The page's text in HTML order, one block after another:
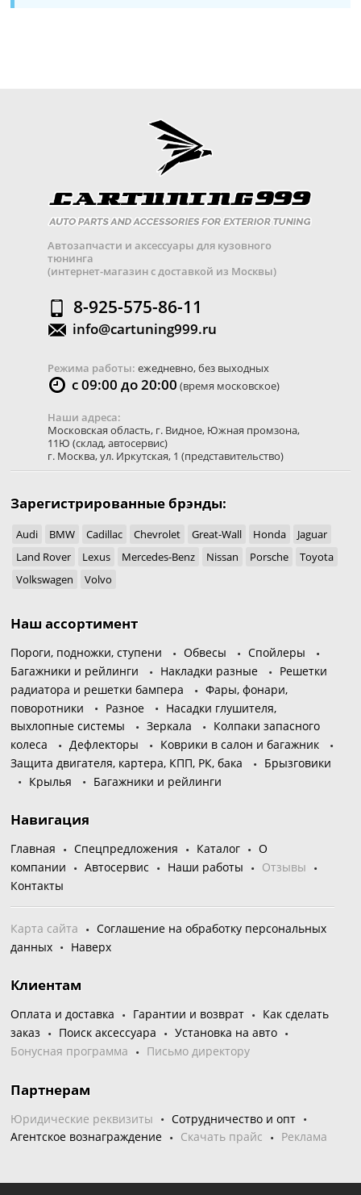
Автозапчасти и аксессуары для кузовного
тюнинга
(интернет-магазин с доставкой из Москвы)
8-925-575-86-11
info@cartuning999.ru
Режима работы: ежедневно, без выходных
с 09:00 до 20:00 (время московское)
Наши адреса:
Московская область, г. Видное, Южная промзона,
11Ю (склад, автосервис)
г. Москва,ул. Иркутская, 1 (представительство)
Зарегистрированные брэнды:
Audi BMW Cadillac Chevrolet Great-Wall Honda
Jaguar
Land Rover
Lexus Mercedes-Benz Nissan Porsche
Toyota
Volkswagen
Volvo
Наш ассортимент
Пороги, подножки, ступени Обвесы
Спойлеры
Багажники и рейлинги
Накладки разные
Решетки
радиатора и решетки бампера
Фары, фонари,
поворотники
Разное
Насадки глушителя,
выхлопные системы
Зеркала
Колпаки запасного
колеса
Дефлекторы
Коврики в салон и багажник
Защита двигателя, картера, КПП, РК, бака
Брызговики
Крылья
Багажники и рейлинги
Навигация
Главная Спецпредложения Каталог
О
компании
Автосервис Наши работы
Отзывы
Контакты
Карта сайта
Соглашение на обработку персональных
данных
Наверх
Клиентам
Оплата и доставка Гарантии и возврат
Как сделать
заказ
Поиск аксессуара
Установка на авто
Бонусная программа
Письмо директору
Партнерам
Юридические реквизиты
Сотрудничество и опт
Агентское вознаграждение
Скачать прайс Реклама